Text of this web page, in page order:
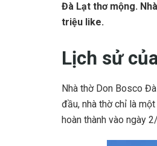
Đà Lạt thơ mộng.
triệu like.
Lịch sử
Nhà thờ Don Bosco
đầu, nhà thờ chỉ là
hoàn thành vào ngày